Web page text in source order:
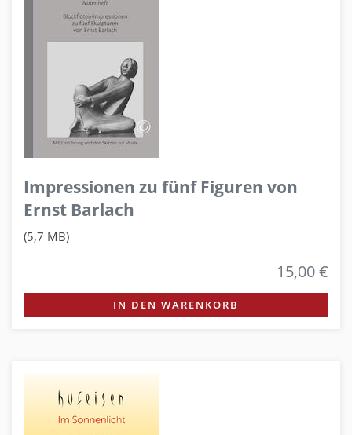
Impressionen zu fünf Figuren von
Ernst Barlach
(5,7 MB)
15,00 €
IN DEN WARENKORB